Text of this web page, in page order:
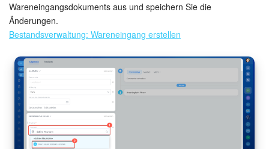
Wareneingangsdokuments aus und speichern Sie die
Änderungen.
Bestandsverwaltung: Wareneingang erstellen